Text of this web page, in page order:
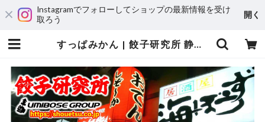
Instagramでフォローしてショップの最新情報を受け
取ろう
開く
すっぱみかん | 餃子研究所 静岡の海ぼうずグループ【公式通販サイト】